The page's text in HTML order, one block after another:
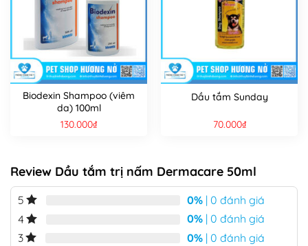
Biodexin Shampoo (viêm
da) 100ml
130.000₫
Dầu tắm Sunday
70.000₫
Review Dầu tắm trị nấm Dermacare 50ml
5 0% | 0 đánh giá
4
0% | 0 đánh giá
3
0% | 0 đánh giá